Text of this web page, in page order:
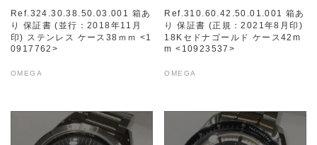
Ref.324.30.38.50.03.001 箱あ
り 保証書 (並行：2018年11月
印) ステンレス ケース38ｍｍ <1
0917762>
OMEGA
Ref.310.60.42.50.01.001 箱あ
り 保証書 (正規：2021年8月印)
18Kセドナゴールド ケース42m
m <10923537>
OMEGA